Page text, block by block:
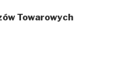
Towarowych